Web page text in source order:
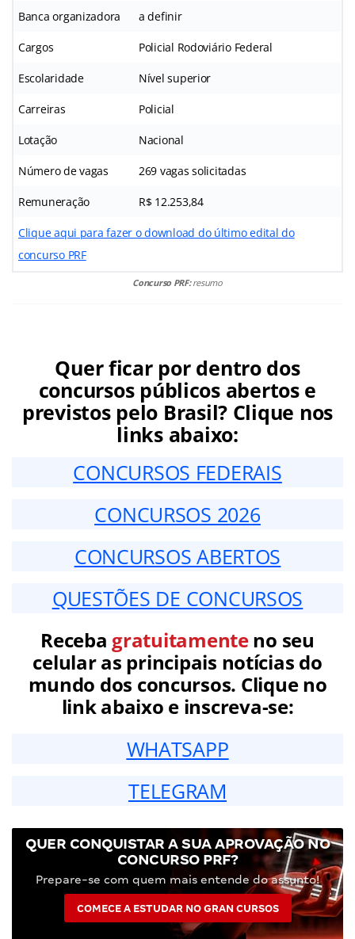
Banca organizadora a definir
Cargos Policial Rodoviário Federal
Escolaridade Nível superior
Carreiras Policial
Lotação Nacional
Número de vagas 269 vagas solicitadas
Remuneração R$ 12.253,84
Clique aqui para fazer o download do último edital do
concurso PRF
Concurso PRF:resumo
Quer ficar por dentro dos
concursos públicos abertos e
previstos pelo Brasil? Clique nos
links abaixo:
CONCURSOS FEDERAIS
CONCURSOS 2026
CONCURSOS ABERTOS
QUESTÕES DE CONCURSOS
Receba gratuitamenteno seu
celular as principais notícias do
mundo dos concursos. Clique no
link abaixo e inscreva-se:
WHATSAPP
TELEGRAM
QUER CONQUISTAR A SUA APROVAÇÃO NO
CONCURSO PRF?
Prepare-se com quem mais entende do assunto!
COMECE A ESTUDAR NO GRAN CURSOS